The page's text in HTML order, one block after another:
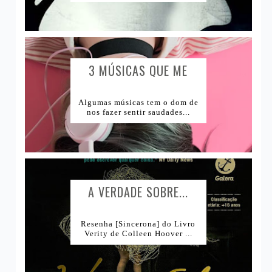
3 MÚSICAS QUE ME
Algumas músicas tem o dom de
nos fazer sentir saudades...
A VERDADE SOBRE...
Resenha [Sincerona] do Livro
Verity de Colleen Hoover ...